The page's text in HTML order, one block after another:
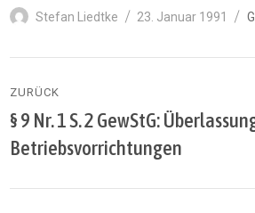
Autor
Stefan Liedtke
Veröffentlicht
23. Januar 1991
ZURÜCK
Vorheriger
Beitrag:
§ 9 Nr. 1 S. 2 GewStG:
Betriebsvorrichtungen